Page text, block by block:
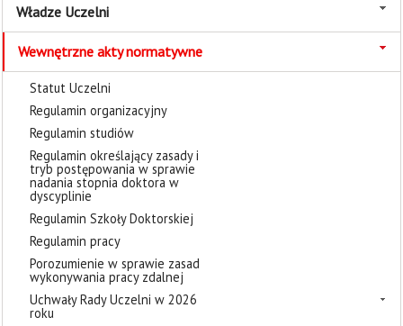
Władze Uczelni
Wewnętrzne akty normatywne
Statut Uczelni
Regulamin organizacyjny
Regulamin studiów
Regulamin określający zasady i
tryb postępowania w sprawie
nadania stopnia doktora w
dyscyplinie
Regulamin Szkoły Doktorskiej
Regulamin pracy
Porozumienie w sprawie zasad
wykonywania pracy zdalnej
Uchwały Rady Uczelni w 2026
roku